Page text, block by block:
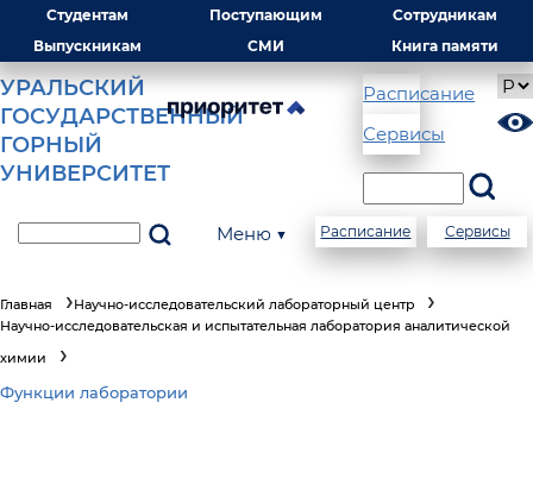
Студентам Поступающим
Сотрудникам
Выпускникам
СМИ Книга памяти
УРАЛЬСКИЙ
ГОСУДАРСТВЕННЫЙ
ГОРНЫЙ
УНИВЕРСИТЕТ
Расписание
Сервисы
Меню ▼ Расписание Сервисы
Главная
Научно-исследовательский лабораторный центр
Научно-исследовательская и испытательная лаборатория аналитической
химии
Функции лаборатории